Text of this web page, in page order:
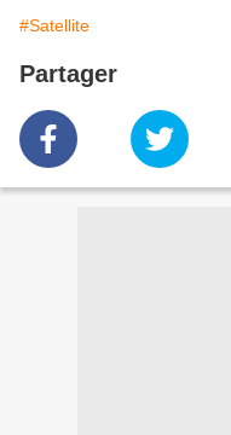
#Satellite
Partager